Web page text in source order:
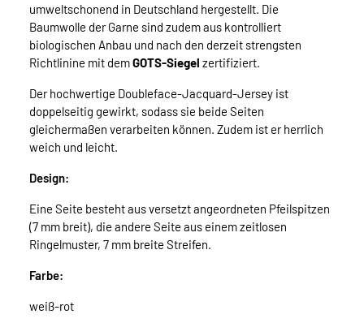
umweltschonend in Deutschland hergestellt. Die
Baumwolle der Garne sind zudem aus kontrolliert
biologischen Anbau und nach den derzeit strengsten
Richtlinine mit demGOTS-Siegel zertifiziert.
Der hochwertige Doubleface-Jacquard-Jersey ist
doppelseitig gewirkt, sodass sie beide Seiten
gleichermaßen verarbeiten können. Zudem ist er herrlich
weich und leicht.
Design:
Eine Seite besteht aus versetzt angeordneten Pfeilspitzen
(7 mm breit), die andere Seite aus einem zeitlosen
Ringelmuster, 7 mm breite Streifen.
Farbe:
weiß-rot